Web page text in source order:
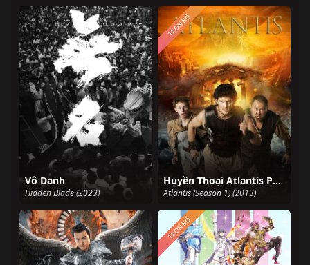
Vô Danh
Hidden Blade (2023)
Huyền Thoại Atlantis Phần 1
Atlantis (Season 1) (2013)
TRỌN BỘ
TRỌN BỘ